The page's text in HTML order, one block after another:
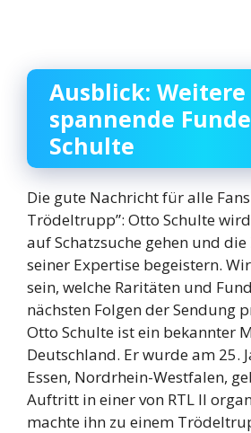
Ausblick: Weitere
spannende
Schulte
Die gute Nachricht für alle Fans
Trödeltrupp”: Otto Schulte
auf Schatzsuche gehen und
seiner Expertise begeistern.
sein, welche Raritäten und
nächsten Folgen der Sendung
Otto Schulte ist ein bekannter
Deutschland. Er wurde am 25.
Essen, Nordrhein-Westfalen,
Auftritt in einer von RTL II
machte ihn zu einem